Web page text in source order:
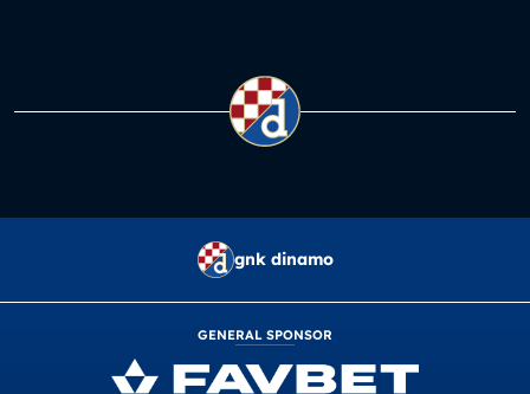
gnk dinamo
GENERAL SPONSOR